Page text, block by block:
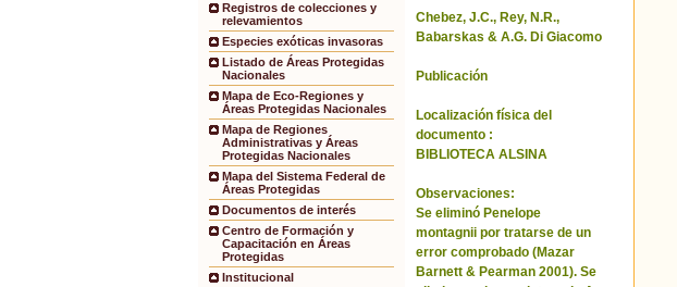
Registros de colecciones y
relevamientos
Especies exóticas invasoras
Listado de Áreas Protegidas
Nacionales
Mapa de Eco-Regiones y
Áreas Protegidas Nacionales
Mapa de Regiones
Administrativas y Áreas
Protegidas Nacionales
Mapa del Sistema Federal de
Áreas Protegidas
Documentos de interés
Centro de Formación y
Capacitación en Áreas
Protegidas
Institucional
Chebez, J.C., Rey, N.R.,
Babarskas & A.G. Di Giacomo
Publicación
Localización física del
documento :
BIBLIOTECA ALSINA
Observaciones:
Se eliminó Penelope
montagnii por tratarse de un
error comprobado (Mazar
Barnett & Pearman 2001). Se